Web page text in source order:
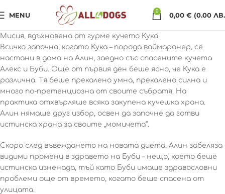
MENU 0 0,00 € (0.00
Мисия, вдъхновена от гурме кучето Кука
Всичко започна, когато Кука – порода ваймаранер, се
настани в дома на Алин, заедно със спасените кучета
Алекс и Буби. Още от първия ден беше ясно, че Кука е
различна. Тя беше прекалено умна, прекалено силна и
много по-претенциозна от своите събратя. На
практика отхвърляше всяка закупена кучешка храна.
Алин нямаше друг избор, освен да започне да готви
истинска храна за своите „момичета“.
Скоро след въвеждането на новата диета, Алин забеляза
видими промени в здравето на Буби – нещо, което беше
истинска изненада, тъй като Буби имаше здравословни
проблеми още от времето, когато беше спасена от
улицата.